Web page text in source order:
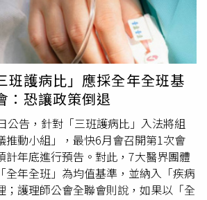
事故發生後，瑪琉岩瀑布風景區隨即
外聲稱因「 不可抗力
因素」需對設施
停營業至5月10日。廣安華鎣市文旅
事故調查組，深入釐清事故原因，並
宜。5日調查小組通報，初步判定為
故」，將針對相關責任單位與人員依
姑息生產安全漏洞。報導中指出，負
位為「重慶探險營」，是一家戶外拓
年3月才高調宣傳新項目開張，其中
動弧度達300公尺，強調在懸崖峭壁間
感。諷刺的是，華鎣市文旅局在五一連
上，均曾發布安全提示，要求遊客確認
班護病比」應採全年全班基
恐讓政策倒退
公告，針對「三班護病比」入法將組
推動小組」，最快6月會召開第1次會
計年底進行預告。對此，7大醫界團體
全年全班」為均值基準，並納入「疾病
；護理師公會全聯會則說，如果以「全